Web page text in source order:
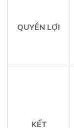
QUYỀN LỢI
KẾT